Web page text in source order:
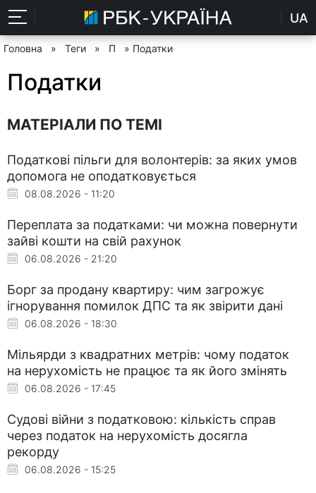
UA
Головна » Теги » П » Податки
Податки
МАТЕРІАЛИ ПО ТЕМІ
Податкові пільги для волонтерів: за яких умов
допомога не оподатковується
08.08.2026 - 11:20
Переплата за податками: чи можна повернути
зайві кошти на свій рахунок
06.08.2026 - 21:20
Борг за продану квартиру: чим загрожує
ігнорування помилок ДПС та як звірити дані
06.08.2026 - 18:30
Мільярди з квадратних метрів: чому податок
на нерухомість не працює та як його змінять
06.08.2026 - 17:45
Судові війни з податковою: кількість справ
через податок на нерухомість досягла
рекорду
06.08.2026 - 15:25